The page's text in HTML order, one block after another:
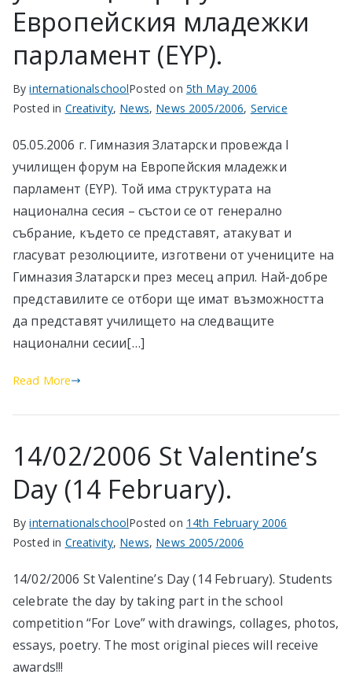
Европейския младежки
парламент (EYP).
ByinternationalschoolPosted on 5th May 2006
Posted in Creativity, News, News 2005/2006, Service
05.05.2006 г. Гимназия Златарски провежда I
училищен форум на Европейския младежки
парламент (EYP). Той има структурата на
национална сесия – състои се от генерално
събрание, където се представят, атакуват и
гласуват резолюциите, изготвени от учениците на
Гимназия Златарски през месец април. Най-добре
представилите се отбори ще имат възможността
да представят училището на следващите
национални сесии[…]
Read More
14/02/2006 St Valentine’s
Day (14 February).
ByinternationalschoolPosted on 14th February 2006
Posted in Creativity, News, News 2005/2006
14/02/2006 St Valentine’s Day (14 February). Students
celebrate the day by taking part in the school
competition “For Love” with drawings, collages, photos,
essays, poetry. The most original pieces will receive
awards!!!